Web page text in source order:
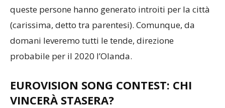
queste persone hanno generato introiti per la città
(carissima, detto tra parentesi). Comunque, da
domani leveremo tutti le tende, direzione
probabile per il 2020 l’Olanda.
EUROVISION SONG CONTEST: CHI
VINCERÀ STASERA?